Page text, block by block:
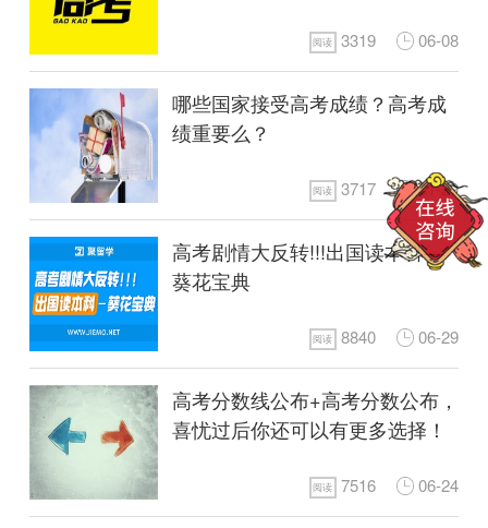
阅读 3319 06-08
哪些国家接受高考成绩？高考成
绩重要么？
阅读 3717 01-29
高考剧情大反转!!!出国读本科—
葵花宝典
阅读 8840 06-29
高考分数线公布+高考分数公布，
喜忧过后你还可以有更多选择！
阅读 7516 06-24